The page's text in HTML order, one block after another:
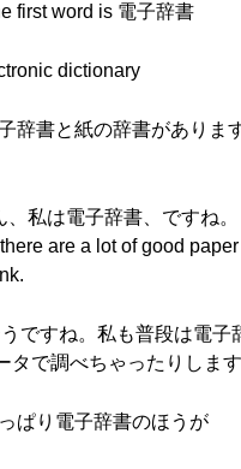
first word is 電子辞書
dictionary
辞書と紙の辞書がありま
、私は電子辞書、ですね
are a lot of good
ですね。私も普段は電子
タで調べちゃったりします
ぱり電子辞書のほうが